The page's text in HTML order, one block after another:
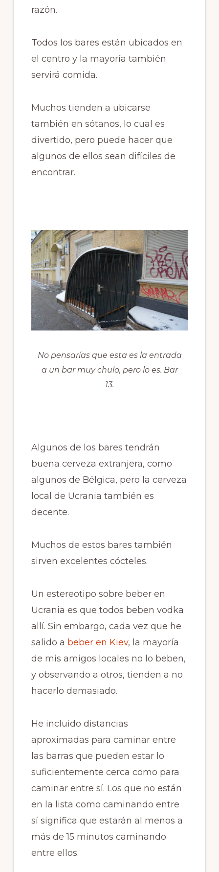
razón.
Todos los bares están ubicados en
el centro y la mayoría también
servirá comida.
Muchos tienden a ubicarse
también en sótanos, lo cual es
divertido, pero puede hacer que
algunos de ellos sean difíciles de
encontrar.
No pensarías que esta es la entrada
a un bar muy chulo, pero lo es. Bar
13.
Algunos de los bares tendrán
buena cerveza extranjera, como
algunos de Bélgica, pero la cerveza
local de Ucrania también es
decente.
Muchos de estos bares también
sirven excelentes cócteles.
Un estereotipo sobre beber en
Ucrania es que todos beben vodka
allí. Sin embargo, cada vez que he
salido a beber en Kiev, la mayoría
de mis amigos locales no lo beben,
y observando a otros, tienden a no
hacerlo demasiado.
He incluido distancias
aproximadas para caminar entre
las barras que pueden estar lo
suficientemente cerca como para
caminar entre sí. Los que no están
en la lista como caminando entre
sí significa que estarán al menos a
más de 15 minutos caminando
entre ellos.